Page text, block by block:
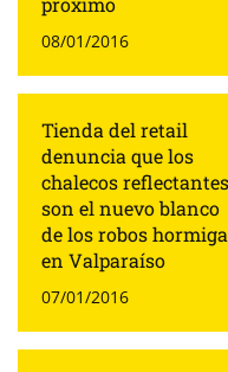
08/01/2016
Tienda del retail
denuncia que los
chalecos reflectantes
son el nuevo blanco
de los robos hormiga
en Valparaíso
07/01/2016